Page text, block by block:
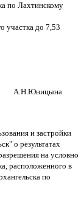
по Лахтинскому
участка до 7,53
и застройки
о результатах
на условно
расположенного в
по